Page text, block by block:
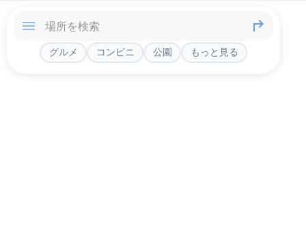
グルメ コンビニ 公園 もっと見る